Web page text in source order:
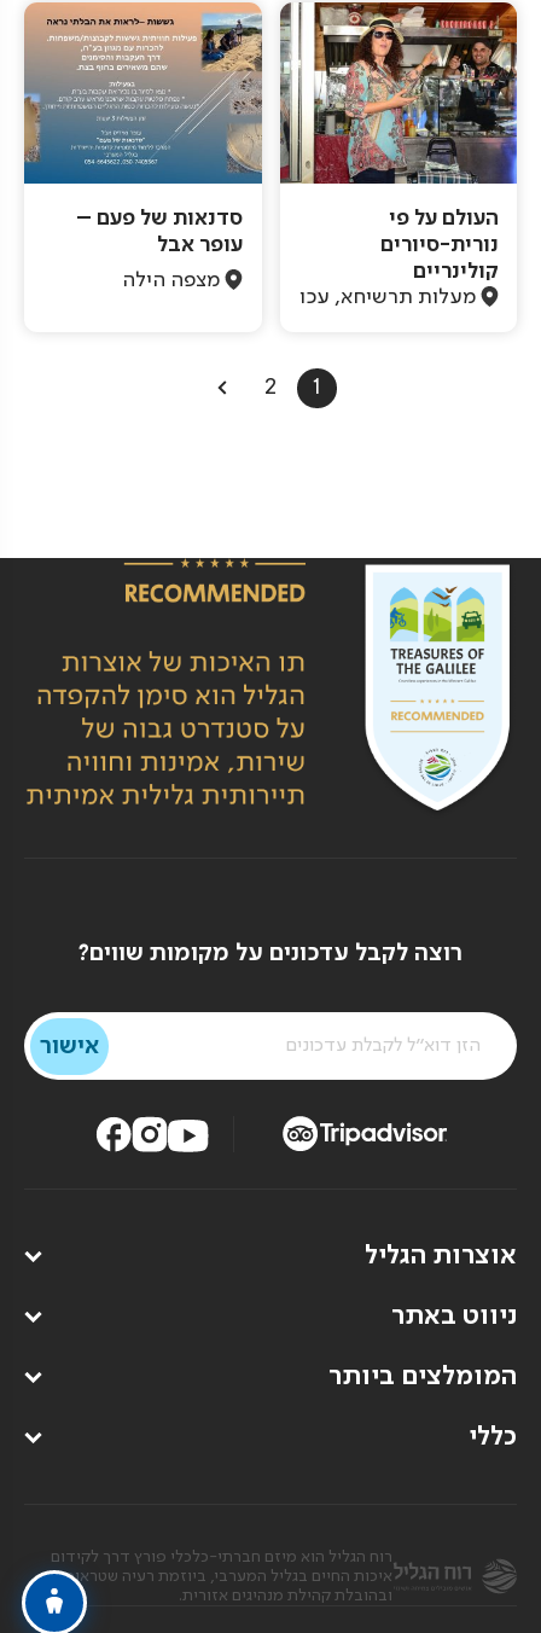
העולם על פי
נורית-סיורים
קולינריים
מעלות תרשיחא, עכו
סדנאות של פעם –
עופר אבל
מצפה הילה
1
2
רוצה לקבל עדכונים על מקומות שווים?
אוצרות הגליל
ניווט באתר
המומלצים ביותר
כללי
רוח הגליל הוא מיזם חברתי-כלכלי פורץ דרך לקידום
איכות החיים בגליל המערבי, ביוזמת רעיה שטראוס
ובהובלת קהילת מנהיגים אזורית.